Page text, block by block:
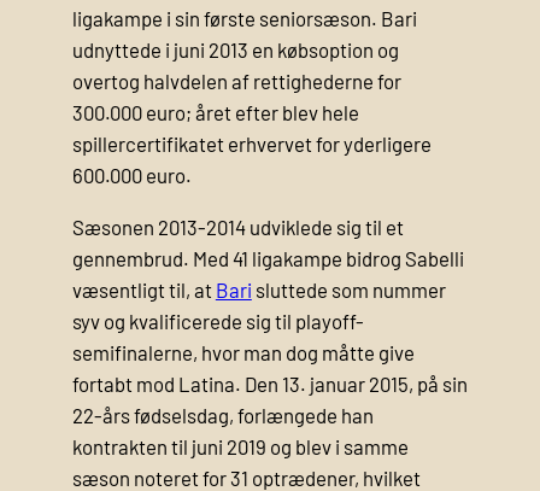
ligakampe i sin første seniorsæson. Bari
udnyttede i juni 2013 en købsoption og
overtog halvdelen af rettighederne for
300.000 euro; året efter blev hele
spillercertifikatet erhvervet for yderligere
600.000 euro.
Sæsonen 2013-2014 udviklede sig til et
gennembrud. Med 41 ligakampe bidrog Sabelli
væsentligt til, at Bari sluttede som nummer
syv og kvalificerede sig til playoff-
semifinalerne, hvor man dog måtte give
fortabt mod Latina. Den 13. januar 2015, på sin
22-års fødselsdag, forlængede han
kontrakten til juni 2019 og blev i samme
sæson noteret for 31 optrædener, hvilket